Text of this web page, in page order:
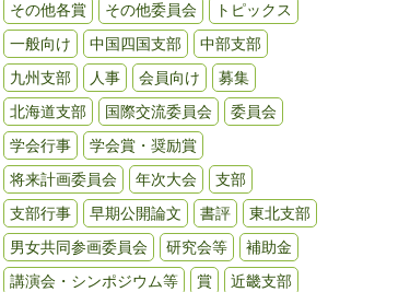
その他各賞
その他委員会
トピックス
一般向け
中国四国支部
中部支部
九州支部
人事 会員向け
募集
北海道支部
国際交流委員会
委員会
学会行事
学会賞・奨励賞
将来計画委員会
年次大会
支部
支部行事
早期公開論文 書評
東北支部
男女共同参画委員会
研究会等
補助金
講演会・シンポジウム等
賞
近畿支部